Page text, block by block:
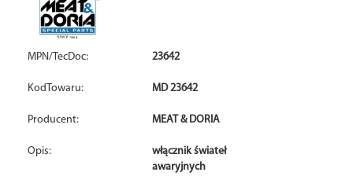
MPN/TecDoc: 23642
KodTowaru: MD 23642
Producent: MEAT & DORIA
Opis:
włącznik świateł
awaryjnych